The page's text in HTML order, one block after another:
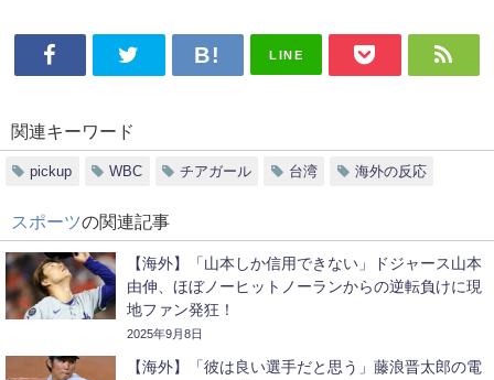
LINE
関連キーワード
pickup WBC チアガール 台湾 海外の反応
スポーツの関連記事
【海外】「山本しか信用できない」ドジャース山本
由伸、ほぼノーヒットノーランからの逆転負けに現
地ファン発狂！
2025年9月8日
【海外】「彼は良い選手だと思う」藤浪晋太郎の電